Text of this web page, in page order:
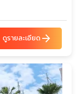
ดูรายละเอียดarrow_forward